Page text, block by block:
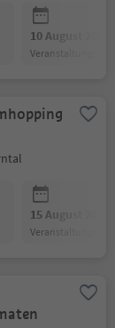
10 August 2026
15 August 2026